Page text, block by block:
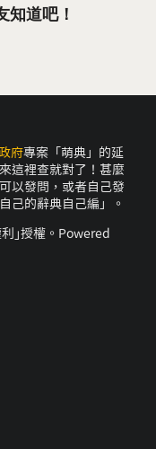
知道吧！
府專案「萌典」的延
這裡查就對了！甚麼
以發問，或者自己發
己的辭典自己編」。
｣授權。Powered